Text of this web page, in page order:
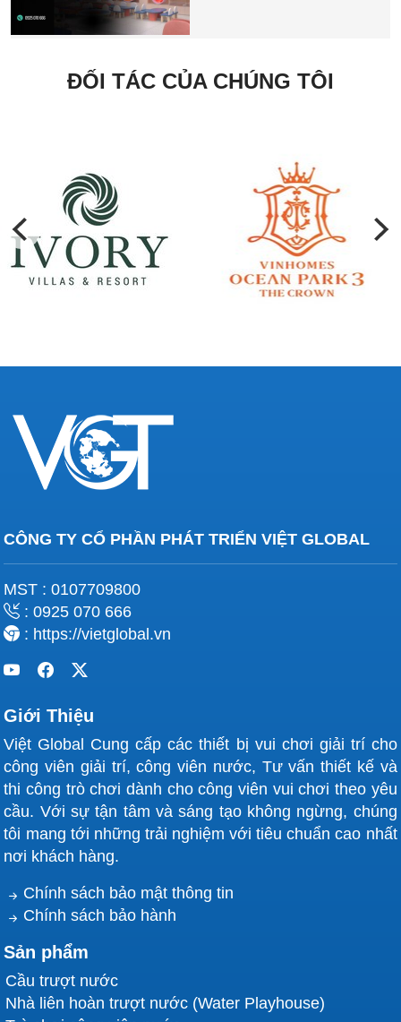
ĐỐI TÁC CỦA CHÚNG TÔI
CÔNG TY CỔ PHẦN PHÁT TRIỂN VIỆT GLOBAL
MST : 0107709800
: 0925 070 666
: https://vietglobal.vn
Giới Thiệu
Việt Global Cung cấp các thiết bị vui chơi giải trí cho
công viên giải trí, công viên nước, Tư vấn thiết kế và
thi công trò chơi dành cho công viên vui chơi theo yêu
cầu. Với sự tận tâm và sáng tạo không ngừng, chúng
tôi mang tới những trải nghiệm với tiêu chuẩn cao nhất
nơi khách hàng.
Chính sách bảo mật thông tin
Chính sách bảo hành
Sản phẩm
Cầu trượt nước
Nhà liên hoàn trượt nước (Water Playhouse)